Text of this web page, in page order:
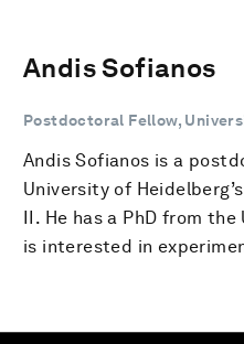
Andis Sofianos
Postdoctoral Fellow,
Andis Sofianos is a
University of
II. He has a PhD from
is interested in